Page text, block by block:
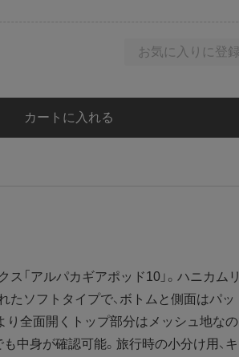
お気に入りに登録
カートに入れる
「アルパカギアポッド10」。ハニカム
たソフトタイプで、ボトムと側面はパッ
り全面開くトップ部分はメッシュ地なの
中身が確認可能。旅行時の小分け用、